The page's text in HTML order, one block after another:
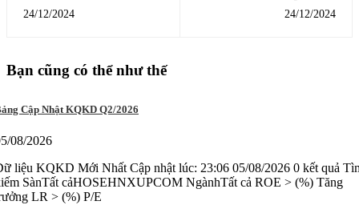
12/2024 ĐẾN THỊ TRƯỜNG
24/12/2024
BUMP AND RUN REVARSAL
24/12/2024
Bạn cũng có thể như thế
Cập Nhật KQKD Q2/2026
08/2026
liệu KQKD Mới Nhất Cập nhật lúc: 23:06 05/08/2026 0 kết quả
SànTất cảHOSEHNXUPCOM NgànhTất cả ROE > (%) Tăng
LR > (%) P/E